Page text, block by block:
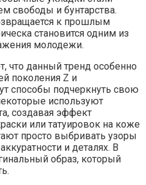
свободы и бунтарства.
к прошлым
становится одним из
молодежи.
что данный тренд особенно
поколения Z и
способы подчеркнуть свою
используют
создавая эффект
или татуировок на коже
просто выбривать узоры
и деталях. В
образ, который